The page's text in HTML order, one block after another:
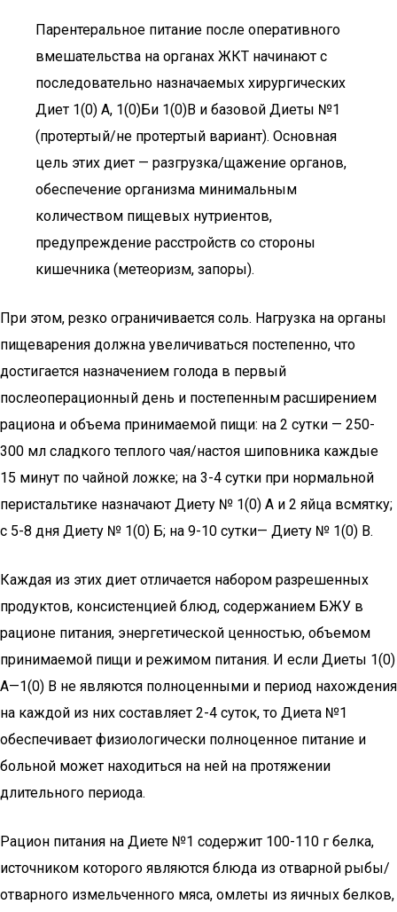
Парентеральное питание после оперативного
вмешательства на органах ЖКТ начинают с
последовательно назначаемых хирургических
Диет 1(0) А, 1(0)Би 1(0)В и базовой Диеты №1
(протертый/не протертый вариант). Основная
цель этих диет — разгрузка/щажение органов,
обеспечение организма минимальным
количеством пищевых нутриентов,
предупреждение расстройств со стороны
кишечника (метеоризм, запоры).
При этом, резко ограничивается соль. Нагрузка на органы
пищеварения должна увеличиваться постепенно, что
достигается назначением голода в первый
послеоперационный день и постепенным расширением
рациона и объема принимаемой пищи: на 2 сутки — 250-
300 мл сладкого теплого чая/настоя шиповника каждые
15 минут по чайной ложке; на 3-4 сутки при нормальной
перистальтике назначают Диету № 1(0) А и 2 яйца всмятку;
с 5-8 дня Диету № 1(0) Б; на 9-10 сутки— Диету № 1(0) В.
Каждая из этих диет отличается набором разрешенных
продуктов, консистенцией блюд, содержанием БЖУ в
рационе питания, энергетической ценностью, объемом
принимаемой пищи и режимом питания. И если Диеты 1(0)
А—1(0) В не являются полноценными и период нахождения
на каждой из них составляет 2-4 суток, то Диета №1
обеспечивает физиологически полноценное питание и
больной может находиться на ней на протяжении
длительного периода.
Рацион питания на Диете №1 содержит 100-110 г белка,
источником которого являются блюда из отварной рыбы/
отварного измельченного мяса, омлеты из яичных белков,